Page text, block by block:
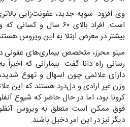
وی افزود: سویه جدید، عفونت‌زایی
است. افراد بالای ۶۰ سال
بیشتر در معرض ابتلا به این ویروس
مینو محرز، متخصص بیماری‌های عفونی
رسانی راه دانا گفت: بیمارانی که
دارای علائمی چون اسهال و تهوع
وزن غیر ارادی و دل‌درد هستند که این
کرونا بود، اما در حال حاضر که شیوع
فوق ممکن است متعلق به ویروس
دیگر نیز در این امر دخیل باشند.